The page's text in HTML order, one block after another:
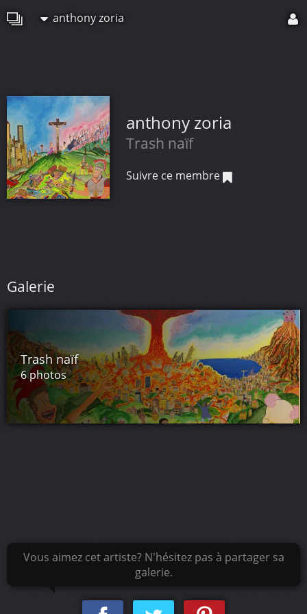
anthony zoria
anthony zoria
Trash naïf
Suivre ce membre
Galerie
Trash naïf
6 photos
Vous aimez cet artiste? N'hésitez pas à partager sa
galerie.